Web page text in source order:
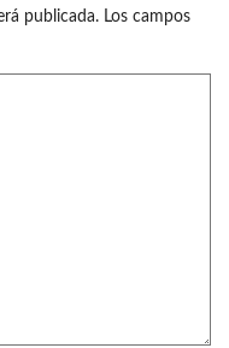
publicada. Los campos